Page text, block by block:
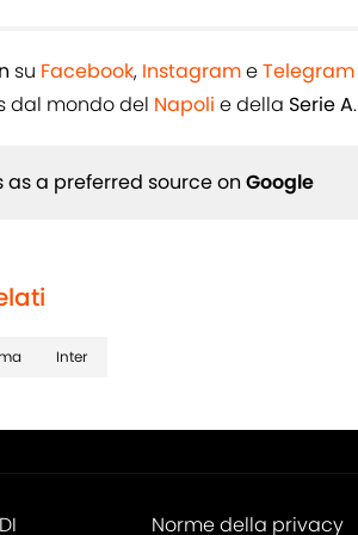
su Facebook, InstagrameTelegram
dal mondo del Napoli e della Serie A.
as a preferred source on Google
Inter
Norme della privacy